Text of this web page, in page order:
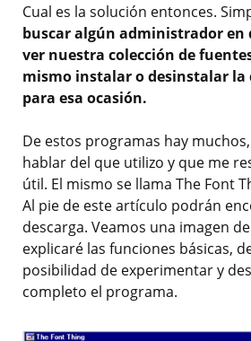
Cual es la solución entonces.
buscar algún administrador en
ver nuestra colección de
mismo instalar o desinstalar la
para esa ocasión.
De estos programas hay
hablar del que utilizo y que me
útil. El mismo se llama The Font
Al pie de este artículo podrán
descarga. Veamos una imagen
explicaré las funciones básicas,
posibilidad de experimentar y
completo el programa.